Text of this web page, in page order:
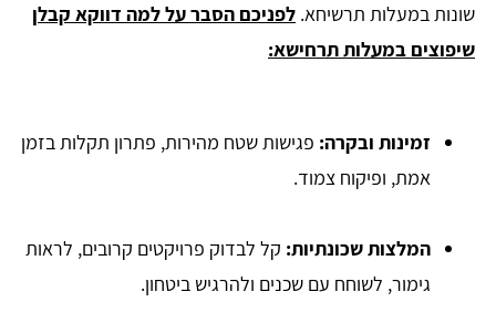
שונות במעלות תרשיחא. לפניכם הסבר על למה דווקא קבלן
שיפוצים במעלות תרחישא:
זמינות ובקרה: פגישות שטח מהירות, פתרון תקלות בזמן
אמת, ופיקוח צמוד.
המלצות שכונתיות: קל לבדוק פרויקטים קרובים, לראות
גימור, לשוחח עם שכנים ולהרגיש ביטחון.